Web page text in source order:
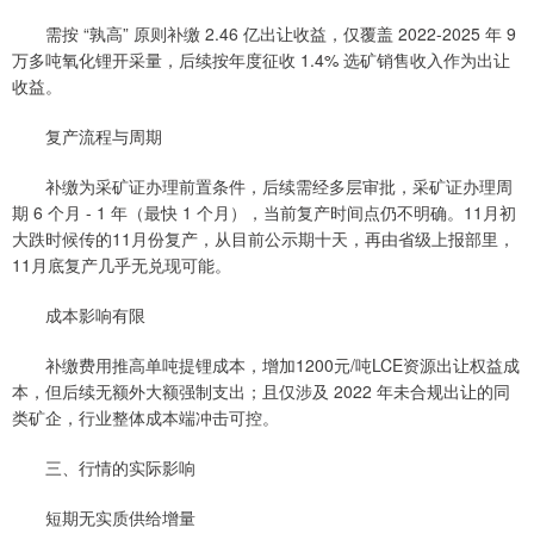
需按 “孰高” 原则补缴 2.46 亿出让收益，仅覆盖 2022-2025 年 9
万多吨氧化锂开采量，后续按年度征收 1.4% 选矿销售收入作为出让
收益。
复产流程与周期
补缴为采矿证办理前置条件，后续需经多层审批，采矿证办理周
期 6 个月 - 1 年（最快 1 个月），当前复产时间点仍不明确。11月初
大跌时候传的11月份复产，从目前公示期十天，再由省级上报部里，
11月底复产几乎无兑现可能。
成本影响有限
补缴费用推高单吨提锂成本，增加1200元/吨LCE资源出让权益成
本，但后续无额外大额强制支出；且仅涉及 2022 年未合规出让的同
类矿企，行业整体成本端冲击可控。
三、行情的实际影响
短期无实质供给增量